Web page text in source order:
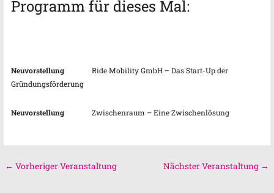
Programm für dieses Mal:
NeuvorstellungRide Mobility GmbH – Das Start-Up der
Gründungsförderung
NeuvorstellungZwischenraum – Eine Zwischenlösung
← Vorheriger Veranstaltung Nächster Veranstaltung →